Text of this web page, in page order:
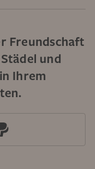
Freundschaft
und
Ihrem